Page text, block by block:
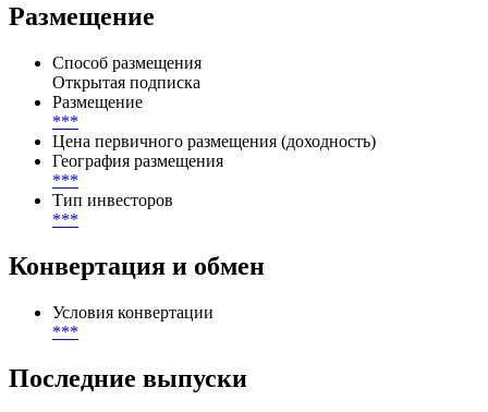
Размещение
Способ размещения
Открытая подписка
Размещение
***
Цена первичного размещения (доходность)
География размещения
***
Тип инвесторов
***
Конвертация и обмен
Условия конвертации
***
Последние выпуски